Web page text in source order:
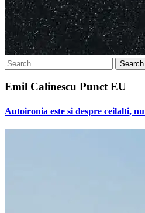
Search
for:
Emil Calinescu Punct EU
Autoironia este si despre ceilalti,